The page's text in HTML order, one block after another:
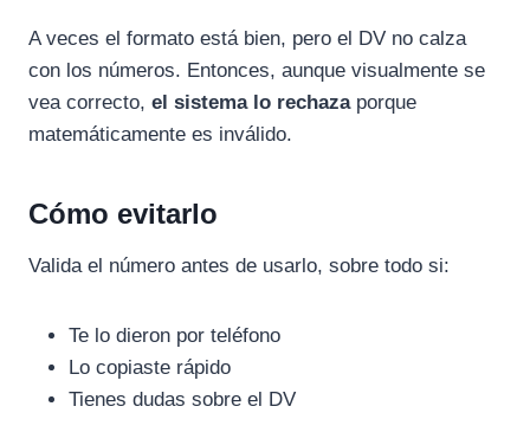
A veces el formato está bien, pero el DV no calza
con los números. Entonces, aunque visualmente se
vea correcto, el sistema lo rechazaporque
matemáticamente es inválido.
Cómo evitarlo
Valida el número antes de usarlo, sobre todo si:
Te lo dieron por teléfono
Lo copiaste rápido
Tienes dudas sobre el DV